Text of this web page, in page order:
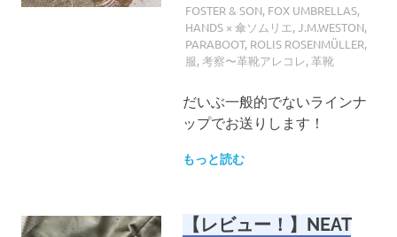
FOSTER & SON, FOX UMBRELLAS,
HANDS × 傘ソムリエ,J.M.WESTON,
PARABOOT, ROLIS ROSENMÜLLER,
服, 考察〜革靴アレコレ,革靴
だいぶ一般的でないラインナ
ップでお送りします！
もっと読む
【レビュー！】NEAT